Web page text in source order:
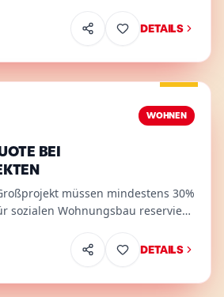
DETAILS
Mieter, Familien, Senioren.
WOHNEN
BEI
müssen mindestens 30%
sozialen Wohnungsbau reserviert
DETAILS